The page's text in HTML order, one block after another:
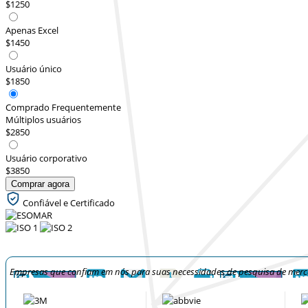
$1250
Apenas Excel
$1450
Usuário único
$1850
Comprado Frequentemente
Múltiplos usuários
$2850
Usuário corporativo
$3850
Comprar agora
Confiável e Certificado
Empresas que confiam em nós para suas necessidades de pesquisa de